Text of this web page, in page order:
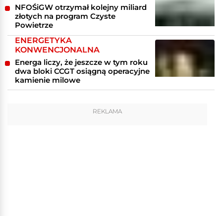
NFOŚiGW otrzymał kolejny miliard
złotych na program Czyste
Powietrze
ENERGETYKA
KONWENCJONALNA
Energa liczy, że jeszcze w tym roku
dwa bloki CCGT osiągną operacyjne
kamienie milowe
REKLAMA